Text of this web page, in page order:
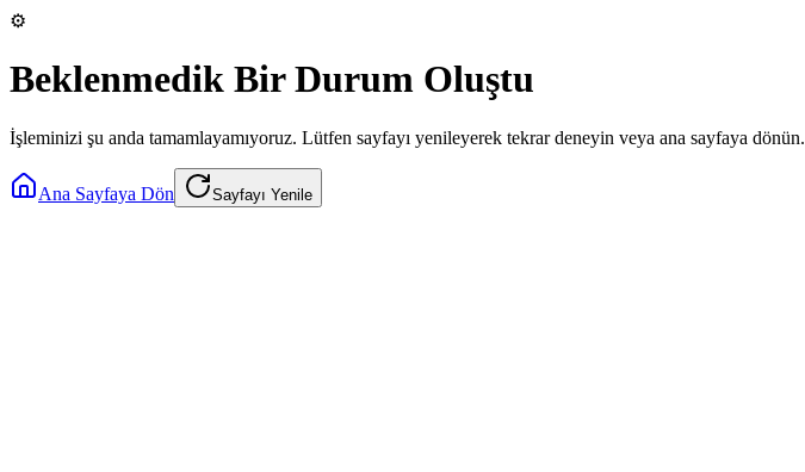
⚙️
Beklenmedik Bir Durum Oluştu
İşleminizi şu anda tamamlayamıyoruz. Lütfen sayfayı yenileyerek tekrar deneyin veya ana sayfaya dönün.
Ana Sayfaya Dön Sayfayı Yenile